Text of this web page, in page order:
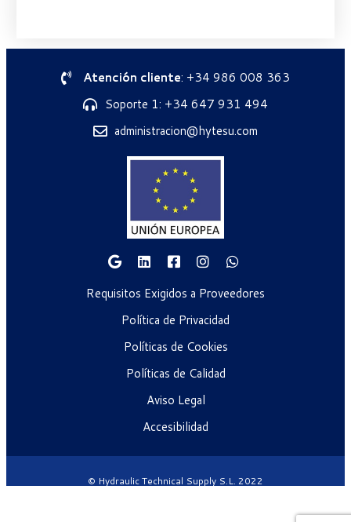
Atención cliente: +34 986 008 363
Soporte 1: +34 647 931 494
administracion@hytesu.com
Requisitos Exigidos a Proveedores
Política de Privacidad
Políticas de Cookies
Políticas de Calidad
Aviso Legal
Accesibilidad
© Hydraulic Technical Supply S.L. 2022